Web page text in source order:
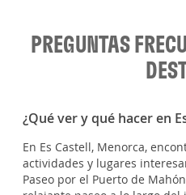
PREGUNTAS
¿Qué ver y qué hacer en
En Es Castell, Menorca,
actividades y lugares
Paseo por el Puerto de